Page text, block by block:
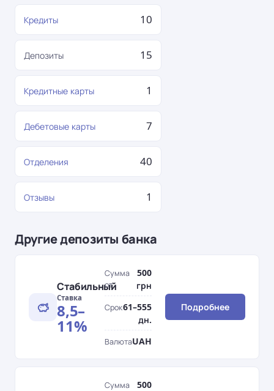
Кредиты 10
Депозиты 15
Кредитные карты 1
Дебетовые карты 7
Отделения 40
Отзывы 1
Другие депозиты банка
Стабильный
Ставка
8,5–
11%
Сумма
от
500
грн
Срок61–555
дн.
ВалютаUAH
Подробнее
Сумма
500